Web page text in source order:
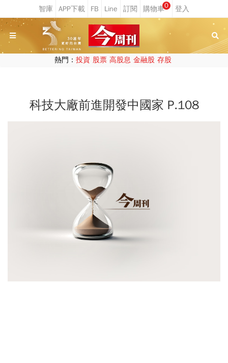
0
熱門： 投資 股票 高股息 金融股 存股
科技大廠前進開發中國家 P.108